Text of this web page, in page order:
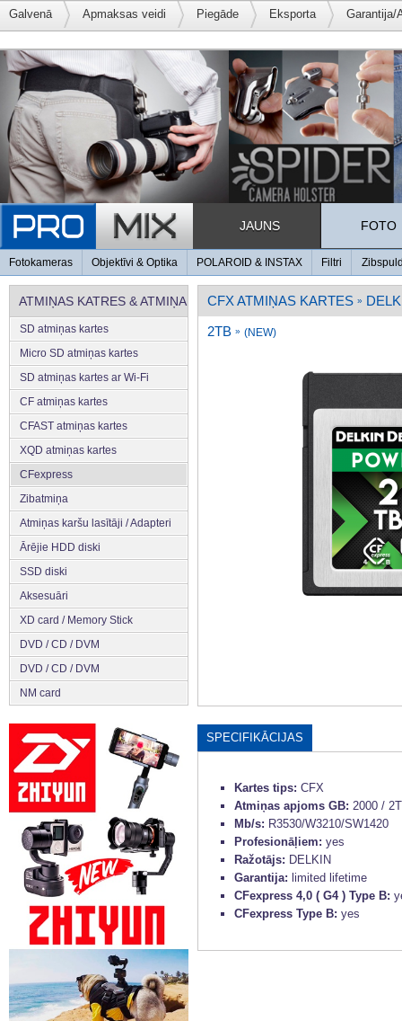
Galvenā Apmaksas veidi Piegāde Eksporta Garantija/
JAUNS FOTO
Fotokameras Objektīvi & Optika POLAROID & INSTAX Filtri
ATMIŅAS KATRES & ATMIŅA
SD atmiņas kartes
Micro SD atmiņas kartes
SD atmiņas kartes ar Wi-Fi
CF atmiņas kartes
CFAST atmiņas kartes
XQD atmiņas kartes
CFexpress
Zibatmiņa
Atmiņas karšu lasītāji / Adapteri
Ārējie HDD diski
SSD diski
Aksesuāri
XD card / Memory Stick
DVD / CD / DVM
DVD / CD / DVM
NM card
CFX ATMIŅAS KARTES »
2TB » (NEW)
SPECIFIKĀCIJAS
Kartes tips: CFX
Atmiņas apjoms GB: 2000 /
Mb/s: R3530/W3210/SW1420
Profesionāļiem: yes
Ražotājs: DELKIN
Garantija: limited lifetime
CFexpress 4,0 ( G4 ) Type B:
CFexpress Type B: yes